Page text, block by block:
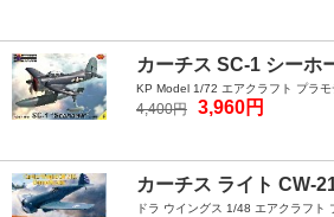
カーチス SC-1 シーホ
KP Model 1/72 エアクラフト プラモ
4,400円 3,960円
カーチス ライト CW-
ドラ ウイングス 1/48 エアクラフト